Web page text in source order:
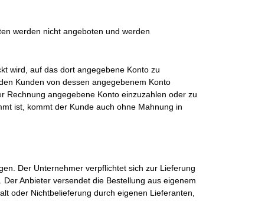
werden nicht angeboten und werden
wird, auf das dort angegebene Konto zu
Kunden von dessen angegebenem Konto
Rechnung angegebene Konto einzuzahlen oder zu
ist, kommt der Kunde auch ohne Mahnung in
Der Unternehmer verpflichtet sich zur Lieferung
Anbieter versendet die Bestellung aus eigenem
oder Nichtbelieferung durch eigenen Lieferanten,